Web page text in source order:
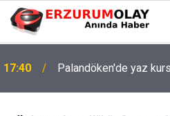
17:40 Palandöken'de yaz